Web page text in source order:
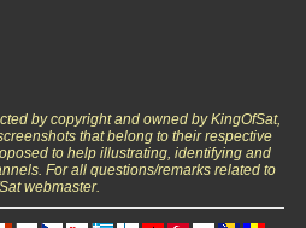
by copyright and owned by KingOfSat,
that belong to their respective
to help illustrating, identifying and
For all questions/remarks related to
webmaster.